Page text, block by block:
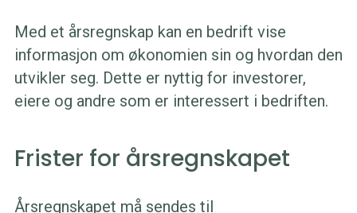
Med et årsregnskap kan en bedrift vise
informasjon om økonomien sin og hvordan den
utvikler seg. Dette er nyttig for investorer,
eiere og andre som er interessert i bedriften.
Frister for årsregnskapet
Årsregnskapet må sendes til